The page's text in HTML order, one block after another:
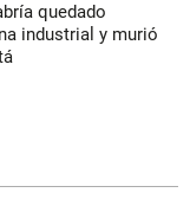
quedado
industrial y murió